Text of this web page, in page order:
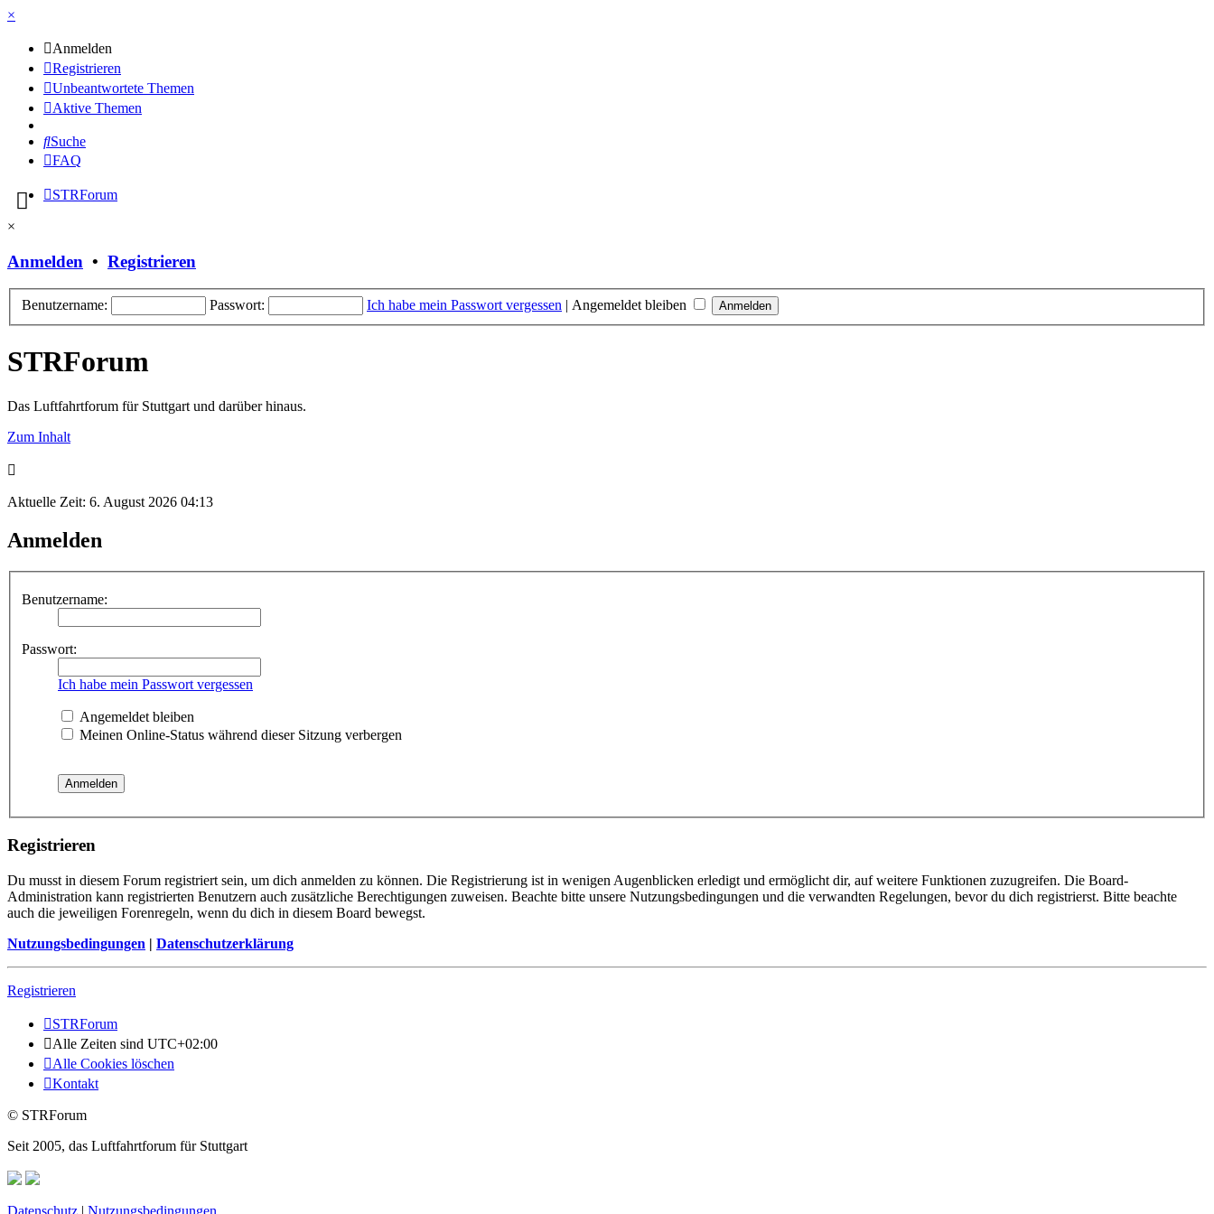
×
Anmelden
Registrieren
Unbeantwortete Themen
Aktive Themen
Suche
FAQ
STRForum
×
Anmelden • Registrieren
Benutzername: Passwort: Ich habe mein Passwort vergessen | Angemeldet bleiben
STRForum
Das Luftfahrtforum für Stuttgart und darüber hinaus.
Zum Inhalt
Aktuelle Zeit: 6. August 2026 04:13
Anmelden
Benutzername:
Passwort:
Ich habe mein Passwort vergessen
Angemeldet bleiben
Meinen Online-Status während dieser Sitzung verbergen
Registrieren
Du musst in diesem Forum registriert sein, um dich anmelden zu können. Die Registrierung ist in wenigen Augenblicken erledigt und ermöglicht dir, auf weitere Funktionen zuzugreifen. Die Board-
Administration kann registrierten Benutzern auch zusätzliche Berechtigungen zuweisen. Beachte bitte unsere Nutzungsbedingungen und die verwandten Regelungen, bevor du dich registrierst. Bitte beachte
auch die jeweiligen Forenregeln, wenn du dich in diesem Board bewegst.
Nutzungsbedingungen | Datenschutzerklärung
Registrieren
STRForum
Alle Zeiten sind UTC+02:00
Alle Cookies löschen
Kontakt
© STRForum
Seit 2005, das Luftfahrtforum für Stuttgart
Datenschutz | Nutzungsbedingungen